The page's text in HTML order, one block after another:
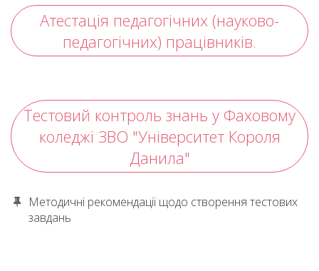
Атестація педагогічних (науково-
педагогічних) працівників.
Тестовий контроль знань у Фаховому
коледжі ЗВО "Університет Короля
Данила"
Методичні рекомендації щодо створення тестових
завдань